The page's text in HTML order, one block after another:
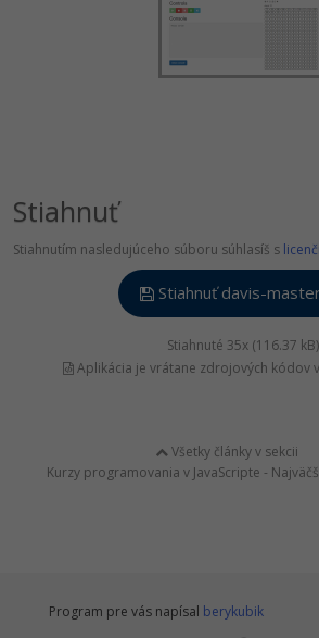
Stiahnuť
Stiahnutím nasledujúceho súboru súhlasíš s
Stiahnuť davis-
Stiahnuté 35x (116.37 kB)
Aplikácia je vrátane zdrojových kódov v
Všetky články v sekcii
Kurzy programovania v JavaScripte -
Program pre vás napísal berykubik